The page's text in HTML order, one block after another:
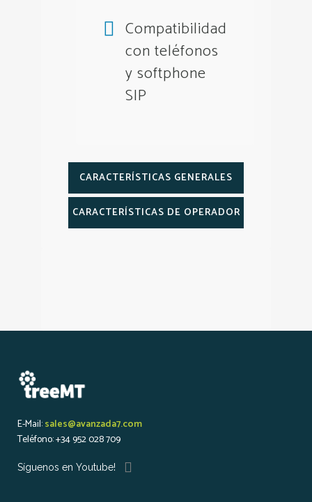
Compatibilidad
con teléfonos
y softphone
SIP
CARACTERÍSTICAS GENERALES
CARACTERÍSTICAS DE OPERADOR
E-Mail:sales@avanzada7.com
Teléfono: +34 952 028 709
Síguenos en Youtube!